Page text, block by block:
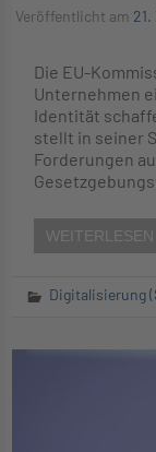
Veröffentlicht am
Die EU-
Unternehmen
Identität
stellt in seiner
Forderungen
WEITERLESEN
Digitalisierung